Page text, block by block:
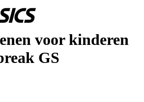
voor kinderen
GS